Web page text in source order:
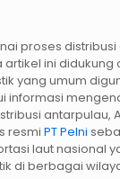
proses
ini didukung
yang umum
informasi
antarpulau,
resmi PT Pelni
laut nasional
di berbagai